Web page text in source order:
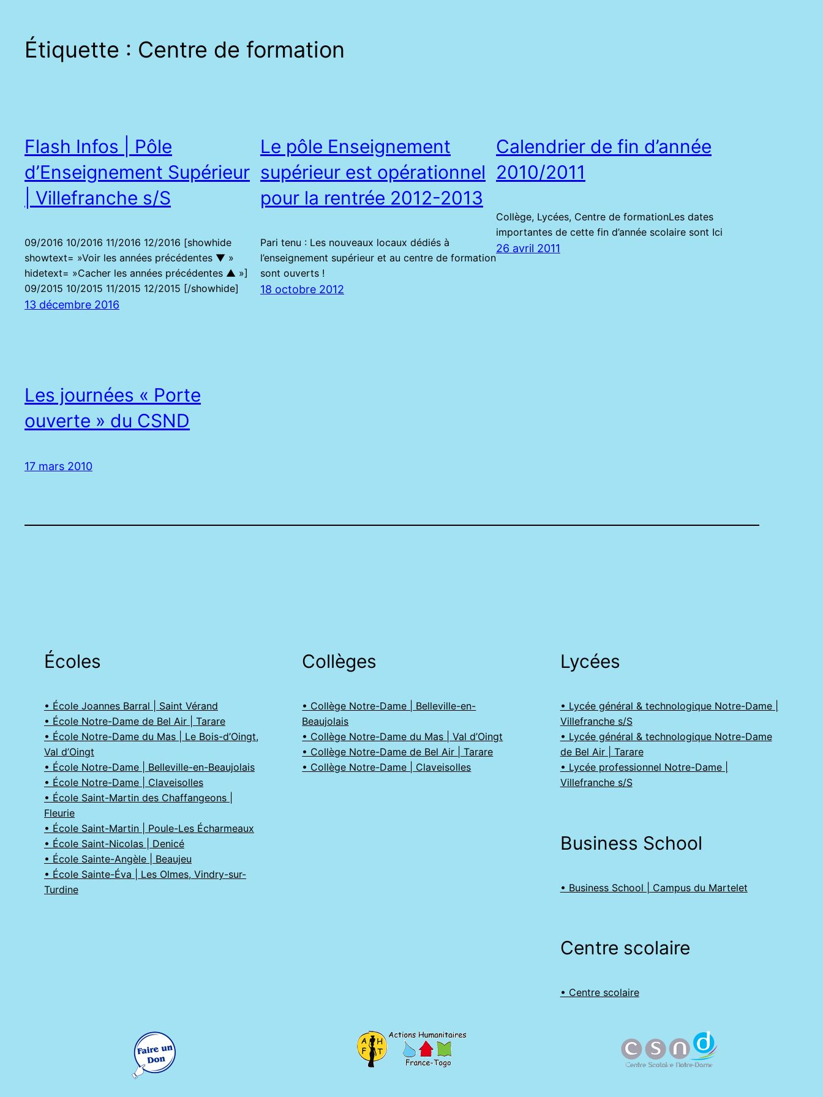
Étiquette : Centre de formation
Flash Infos | Pôle
d’Enseignement Supérieur
| Villefranche s/S
09/2016 10/2016 11/2016 12/2016 [showhide
showtext= »Voir les années précédentes ▼ »
hidetext= »Cacher les années précédentes ▲ »]
09/2015 10/2015 11/2015 12/2015 [/showhide]
13 décembre 2016
Le pôle Enseignement
supérieur est opérationnel
pour la rentrée 2012-2013
Pari tenu : Les nouveaux locaux dédiés à
l’enseignement supérieur et au centre de formation
sont ouverts !
18 octobre 2012
Calendrier de fin d’année
2010/2011
Collège, Lycées, Centre de formationLes dates
importantes de cette fin d’année scolaire sont Ici
26 avril 2011
Les journées « Porte
ouverte » du CSND
17 mars 2010
Écoles
• École Joannes Barral | Saint Vérand
• École Notre-Dame de Bel Air | Tarare
• École Notre-Dame du Mas | Le Bois-d’Oingt,
Val d’Oingt
• École Notre-Dame | Belleville-en-Beaujolais
• École Notre-Dame | Claveisolles
• École Saint-Martin des Chaffangeons |
Fleurie
• École Saint-Martin | Poule-Les Écharmeaux
• École Saint-Nicolas | Denicé
• École Sainte-Angèle | Beaujeu
• École Sainte-Éva | Les Olmes, Vindry-sur-
Turdine
Collèges
• Collège Notre-Dame | Belleville-en-
Beaujolais
• Collège Notre-Dame du Mas | Val d’Oingt
• Collège Notre-Dame de Bel Air | Tarare
• Collège Notre-Dame | Claveisolles
Lycées
• Lycée général & technologique Notre-Dame |
Villefranche s/S
• Lycée général & technologique Notre-Dame
de Bel Air | Tarare
• Lycée professionnel Notre-Dame |
Villefranche s/S
Business School
• Business School | Campus du Martelet
Centre scolaire
• Centre scolaire